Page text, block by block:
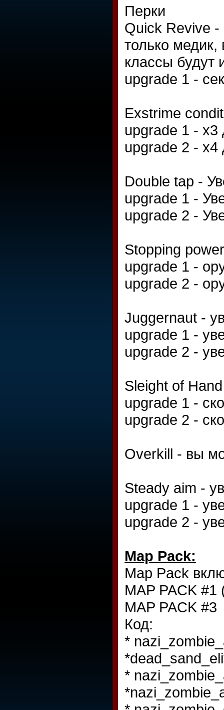
Перки
Quick Revive -
только
классы будут
upgrade 1 -
Exstrime
upgrade 1 - х3
upgrade 2 - х4
Double tap -
upgrade 1 -
upgrade 2 -
Stopping
upgrade 1 -
upgrade 2 -
Juggernaut -
upgrade 1 -
upgrade 2 -
Sleight of
upgrade 1 -
upgrade 2 -
Overkill - вы
Steady aim -
upgrade 1 -
upgrade 2 -
Map Pack:
Map Pack
MAP PACK
MAP PACK #3
Код:
*
*